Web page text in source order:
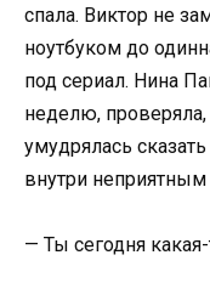
спала. Виктор не
ноутбуком до
под сериал. Нина
неделю,
умудрялась
внутри
— Ты сегодня